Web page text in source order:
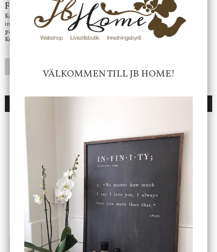
Frågor?
Kontakta oss på
info@jbhome.seVi svarar
på mail så fort vi kan.
Kundtjänst telefontid öppet vardagar mellan 10.00 - 15.00
LÄGG I ÖNSKELISTA
Cloudy kruka mini, vit
199 kr
INFO KÖP
Star Trading
Bordslampa Mushroom
vit, Utomhus
499 kr
INFO
VÄLKOMMEN TILL JB HOME!